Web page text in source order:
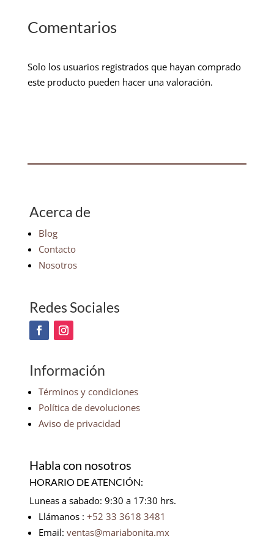
Comentarios
Solo los usuarios registrados que hayan comprado
este producto pueden hacer una valoración.
Acerca de
Blog
Contacto
Nosotros
Redes Sociales
Información
Términos y condiciones
Política de devoluciones
Aviso de privacidad
Habla con nosotros
HORARIO DE ATENCIÓN:
Luneas a sabado: 9:30 a 17:30 hrs.
Llámanos : +52 33 3618 3481
Email: ventas@mariabonita.mx